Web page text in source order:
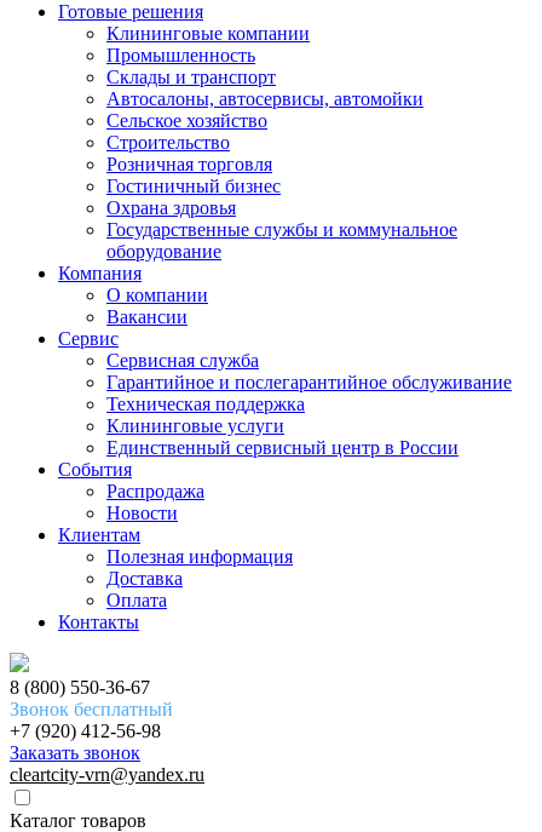
Готовые решения
Клининговые компании
Промышленность
Склады и транспорт
Автосалоны, автосервисы, автомойки
Сельское хозяйство
Строительство
Розничная торговля
Гостиничный бизнес
Охрана здровья
Государственные службы и коммунальное
оборудование
Компания
О компании
Вакансии
Сервис
Сервисная служба
Гарантийное и послегарантийное обслуживание
Техническая поддержка
Клининговые услуги
Единственный сервисный центр в России
События
Распродажа
Новости
Клиентам
Полезная информация
Доставка
Оплата
Контакты
8 (800) 550-36-67
Звонок бесплатный
+7 (920) 412-56-98
Заказать звонок
cleartcity-vrn@yandex.ru
Каталог товаров